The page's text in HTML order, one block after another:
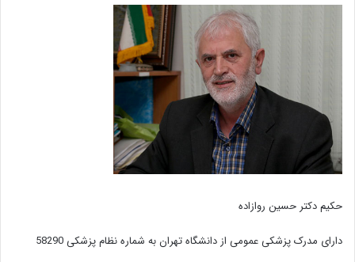
حکیم دکتر حسین روازاده
دارای مدرک پزشکی عمومی از دانشگاه تهران به شماره نظام پزشکی 58290